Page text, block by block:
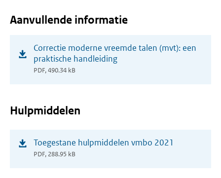
Aanvullende informatie
Correctie moderne vreemde talen (mvt): een
praktische handleiding
PDF, 490.34 kB
Hulpmiddelen
Toegestane hulpmiddelen vmbo 2021
PDF, 288.95 kB